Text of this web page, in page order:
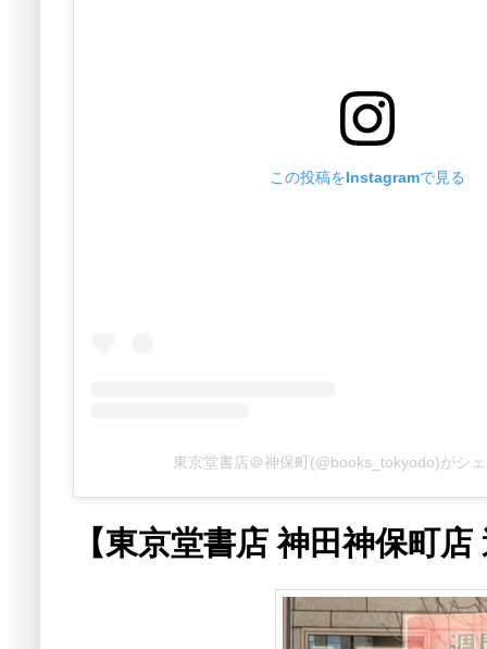
この投稿をInstagramで見る
東京堂書店＠神保町(@books_tokyodo)がシ
【東京堂書店 神田神保町